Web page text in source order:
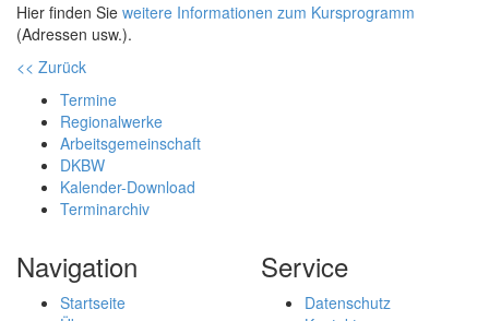
Hier finden Sie weitere Informationen zum Kursprogramm
(Adressen usw.).
<< Zurück
Termine
Regionalwerke
Arbeitsgemeinschaft
DKBW
Kalender-Download
Terminarchiv
Navigation
Startseite
Service
Datenschutz